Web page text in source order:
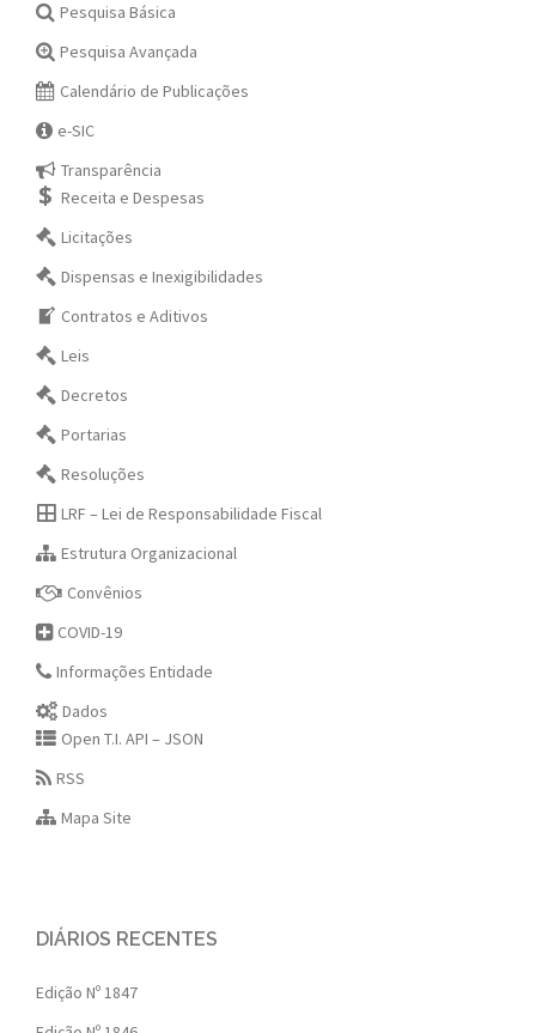
Pesquisa Básica
Pesquisa Avançada
Calendário de Publicações
e-SIC
Transparência
Receita e Despesas
Licitações
Dispensas e Inexigibilidades
Contratos e Aditivos
Leis
Decretos
Portarias
Resoluções
LRF – Lei de Responsabilidade Fiscal
Estrutura Organizacional
Convênios
COVID-19
Informações Entidade
Dados
Open T.I. API – JSON
RSS
Mapa Site
DIÁRIOS RECENTES
Edição Nº 1847